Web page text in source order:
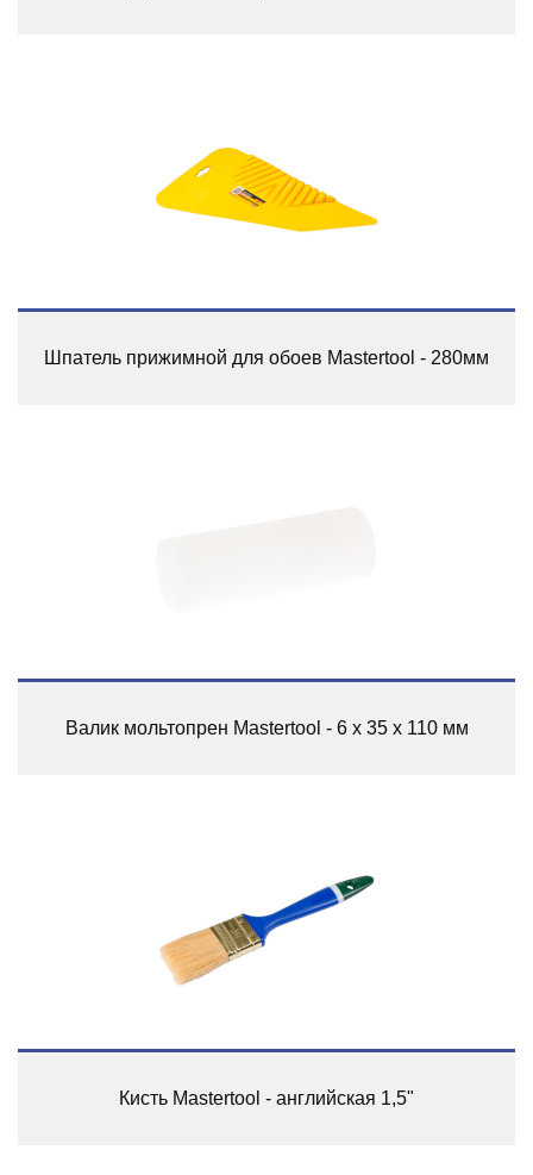
Шпатель прижимной для обоев Mastertool - 280мм
Валик мольтопрен Mastertool - 6 х 35 х 110 мм
Кисть Mastertool - английская 1,5"